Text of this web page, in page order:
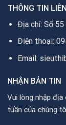
THÔNG TIN
Địa chỉ: Số 55
Điện thoại:
Email:
NHẬN BẢN TIN
Vui lòng nhập địa
tuần của chúng